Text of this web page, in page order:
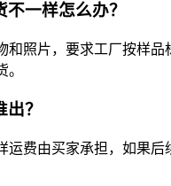
一样怎么办？
和照片，要求工厂按样品
？
运费由买家承担，如果后